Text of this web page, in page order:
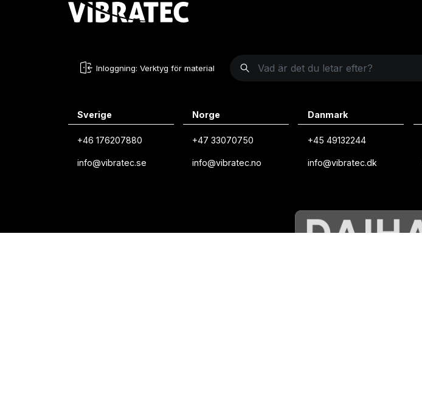
Inloggning: Verktyg för material
Sverige
+46 176207880
info@vibratec.se
Norge
+47 33070750
info@vibratec.no
Danmark
+45 49132244
info@vibratec.dk